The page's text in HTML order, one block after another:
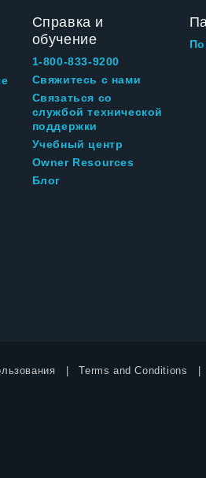
Справка и
обучение
1-800-833-9200
Свяжитесь с нами
Связаться со
службой технической
поддержки
Учебный центр
Owner Resources
Блог
Terms and Conditions